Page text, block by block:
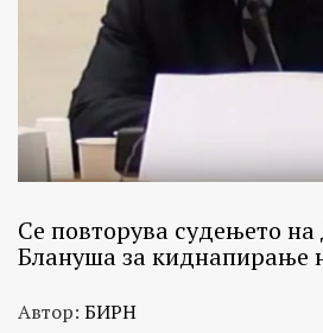
Се повторува судењето
Блануша за киднапирање
Автор: БИРН